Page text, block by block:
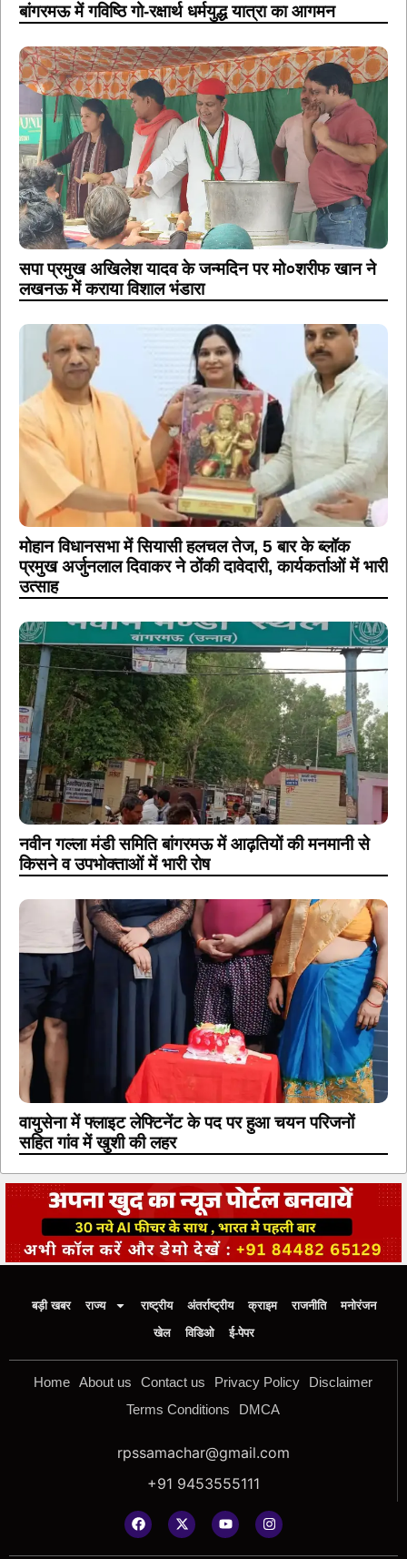
बांगरमऊ में गविष्ठि गो-रक्षार्थ धर्मयुद्ध यात्रा का आगमन
सपा प्रमुख अखिलेश यादव के जन्मदिन पर मो०शरीफ खान ने
लखनऊ में कराया विशाल भंडारा
मोहान विधानसभा में सियासी हलचल तेज, 5 बार के ब्लॉक
प्रमुख अर्जुनलाल दिवाकर ने ठोंकी दावेदारी, कार्यकर्ताओं में भारी
उत्साह
नवीन गल्ला मंडी समिति बांगरमऊ में आढ़तियों की मनमानी से
किसने व उपभोक्ताओं में भारी रोष
वायुसेना में फ्लाइट लेफ्टिनेंट के पद पर हुआ चयन परिजनों
सहित गांव में खुशी की लहर
बड़ी खबर राज्य राष्ट्रीय अंतर्राष्ट्रीय क्राइम राजनीति
मनोरंजन
खेल
विडिओ ई-पेपर
Home About us Contact us Privacy Policy
Disclaimer
Terms Conditions
DMCA
rpssamachar@gmail.com
+91 9453555111